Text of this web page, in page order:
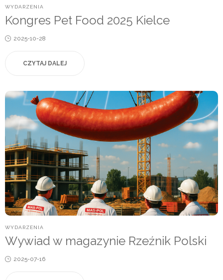
POSTED
WYDARZENIA
Kongres Pet Food 2025 Kielce
Posted
2025-10-28
CZYTAJ DALEJ
POSTED
WYDARZENIA
Wywiad w magazynie Rzeźnik Polski
Posted
2025-07-16